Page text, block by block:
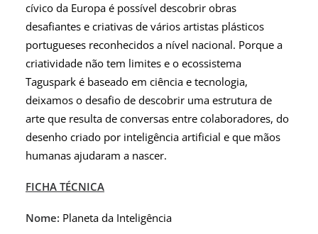
cívico da Europa é possível descobrir obras
desafiantes e criativas de vários artistas plásticos
portugueses reconhecidos a nível nacional. Porque a
criatividade não tem limites e o ecossistema
Taguspark é baseado em ciência e tecnologia,
deixamos o desafio de descobrir uma estrutura de
arte que resulta de conversas entre colaboradores, do
desenho criado por inteligência artificial e que mãos
humanas ajudaram a nascer.
FICHA TÉCNICA
Nome: Planeta da Inteligência